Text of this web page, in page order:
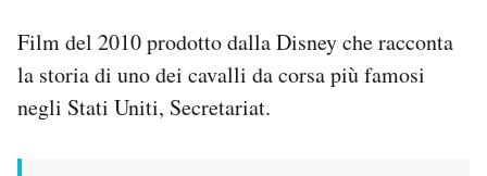
Film del 2010 prodotto dalla Disney che racconta
la storia di uno dei cavalli da corsa più famosi
negli Stati Uniti, Secretariat.